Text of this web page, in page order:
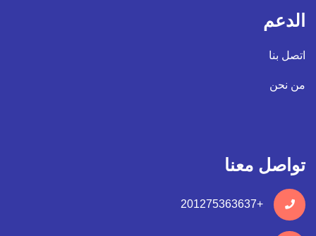
الدعم
اتصل بنا
من نحن
تواصل معنا
+201275363637